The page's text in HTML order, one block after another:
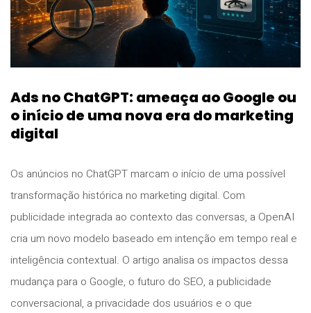
Ads no ChatGPT: ameaça ao Google ou
o início de uma nova era do marketing
digital
Os anúncios no ChatGPT marcam o início de uma possível
transformação histórica no marketing digital. Com
publicidade integrada ao contexto das conversas, a OpenAI
cria um novo modelo baseado em intenção em tempo real e
inteligência contextual. O artigo analisa os impactos dessa
mudança para o Google, o futuro do SEO, a publicidade
conversacional, a privacidade dos usuários e o que